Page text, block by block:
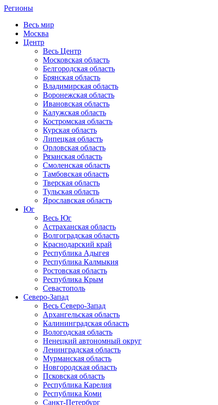
Регионы
Весь мир
Москва
Центр
Весь Центр
Московская область
Белгородская область
Брянская область
Владимирская область
Воронежская область
Ивановская область
Калужская область
Костромская область
Курская область
Липецкая область
Орловская область
Рязанская область
Смоленская область
Тамбовская область
Тверская область
Тульская область
Ярославская область
Юг
Весь Юг
Астраханская область
Волгоградская область
Краснодарский край
Республика Адыгея
Республика Калмыкия
Ростовская область
Республика Крым
Севастополь
Северо-Запад
Весь Северо-Запад
Архангельская область
Калининградская область
Вологодская область
Ненецкий автономный округ
Ленинградская область
Мурманская область
Новгородская область
Псковская область
Республика Карелия
Республика Коми
Санкт-Петербург